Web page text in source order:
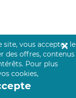
vous acceptez le
des offres, contenus
Pour plus
cookies,
✕